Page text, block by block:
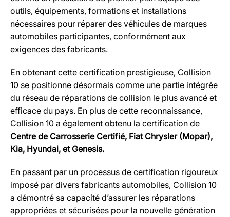
outils, équipements, formations et installations
nécessaires pour réparer des véhicules de marques
automobiles participantes, conformément aux
exigences des fabricants.
En obtenant cette certification prestigieuse, Collision
10 se positionne désormais comme une partie intégrée
du réseau de réparations de collision le plus avancé et
efficace du pays. En plus de cette reconnaissance,
Collision 10 a également obtenu la certification de
Centre de Carrosserie Certifié, Fiat Chrysler (Mopar),
Kia, Hyundai, et Genesis.
En passant par un processus de certification rigoureux
imposé par divers fabricants automobiles, Collision 10
a démontré sa capacité d’assurer les réparations
appropriées et sécurisées pour la nouvelle génération